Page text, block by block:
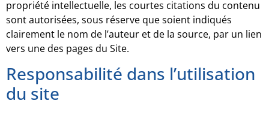
propriété intellectuelle, les courtes citations du contenu
sont autorisées, sous réserve que soient indiqués
clairement le nom de l’auteur et de la source, par un lien
vers une des pages du Site.
Responsabilité dans l’utilisation
du site